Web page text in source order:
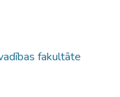
fakultāte